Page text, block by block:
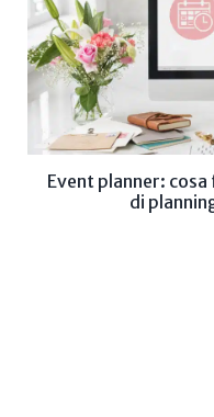
Event planner:
di